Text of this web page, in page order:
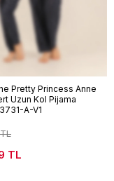
Pretty Princess Anne
Uzun Kol Pijama
A-V1
TL